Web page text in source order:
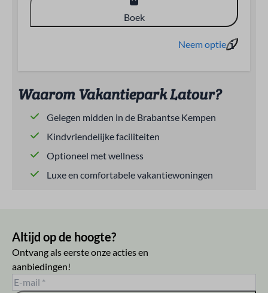
Boek
Waarom Vakantiepark Latour?
Gelegen midden in de Brabantse Kempen
Kindvriendelijke faciliteiten
Optioneel met wellness
Luxe en comfortabele vakantiewoningen
Altijd op de hoogte?
Ontvang als eerste onze acties en
aanbiedingen!